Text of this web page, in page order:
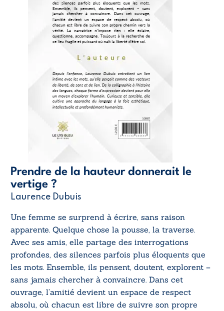
Prendre de la hauteur donnerait le
vertige ?
Laurence Dubuis
Une femme se surprend à écrire, sans raison
apparente. Quelque chose la pousse, la traverse.
Avec ses amis, elle partage des interrogations
profondes, des silences parfois plus éloquents que
les mots. Ensemble, ils pensent, doutent, explorent –
sans jamais chercher à convaincre. Dans cet
ouvrage, l’amitié devient un espace de respect
absolu, où chacun est libre de suivre son propre